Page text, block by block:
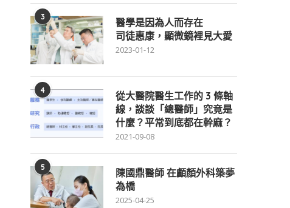
3
醫學是因為人而存在
司徒惠康，顯微鏡裡見大愛
2023-01-12
4
從大醫院醫生工作的 3 條軸
線，談談「總醫師」究竟是
什麼？平常到底都在幹麻？
2021-09-08
5
陳國鼎醫師 在顱顏外科築夢
為橋
2025-04-25